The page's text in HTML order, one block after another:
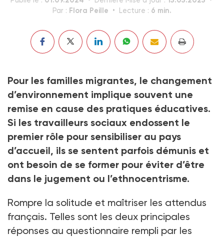
Par : Flora Peille Lecture : 6 min.
Pour les familles migrantes, le changement
d’environnement implique souvent une
remise en cause des pratiques éducatives.
Si les travailleurs sociaux endossent le
premier rôle pour sensibiliser au pays
d’accueil, ils se sentent parfois démunis et
ont besoin de se former pour éviter d’être
dans le jugement ou l’ethnocentrisme.
Rompre la solitude et maîtriser les attendus
français. Telles sont les deux principales
réponses au questionnaire rempli par les